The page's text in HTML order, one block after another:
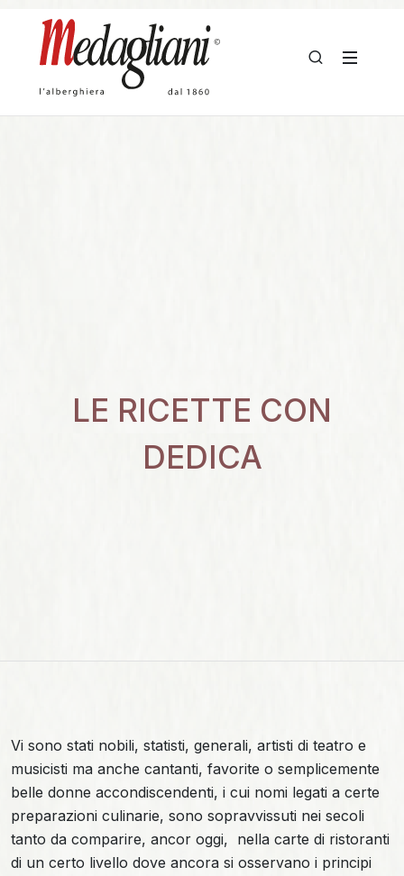
LE RICETTE CON
DEDICA
Vi sono stati nobili, statisti, generali, artisti di teatro e
musicisti ma anche cantanti, favorite o semplicemente
belle donne accondiscendenti, i cui nomi legati a certe
preparazioni culinarie, sono sopravvissuti nei secoli
tanto da comparire, ancor oggi, nella carte di ristoranti
di un certo livello dove ancora si osservano i principi